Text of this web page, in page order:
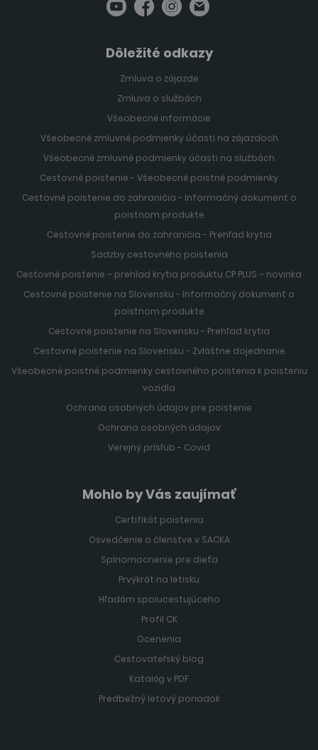
Dôležité odkazy
Zmluva o zájazde
Zmluva o službách
Všeobecné informácie
Všeobecné zmluvné podmienky účasti na zájazdoch
Všeobecné zmluvné podmienky účasti na službách
Cestovné poistenie - Všeobecné poistné podmienky
Cestovné poistenie do zahraničia - Informačný dokument o
poistnom produkte
Cestovné poistenie do zahraničia - Prehľad krytia
Sadzby cestovného poistenia
Cestovné poistenie – prehlad krytia produktu CP PLUS – novinka
Cestovné poistenie na Slovensku - Informačný dokument o
poistnom produkte
Cestovné poistenie na Slovensku - Prehľad krytia
Cestovné poistenie na Slovensku - Zvláštne dojednanie
Všeobecné poistné podmienky cestovného poistenia k poisteniu
vozidla
Ochrana osobných údajov pre poistenie
Ochrana osobných údajov
Verejný prísľub - Covid
Mohlo by Vás zaujímať
Certifikát poistenia
Osvedčenie o členstve v SACKA
Splnomocnenie pre dieťa
Prvýkrát na letisku
Hľadám spolucestujúceho
Profil CK
Ocenenia
Cestovateľský blog
Katalóg v PDF
Predbežný letový poriadok